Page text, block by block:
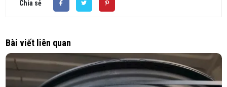
Chia sẻ
Bài viết liên quan